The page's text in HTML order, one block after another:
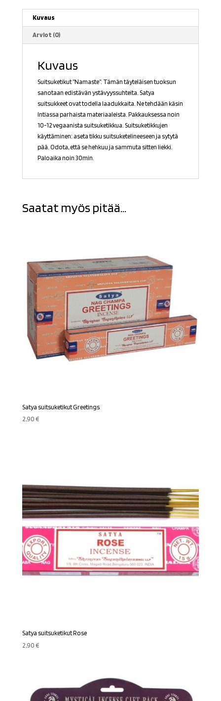
Kuvaus
Arviot (0)
Kuvaus
Suitsuketikut ”Namaste”. Tämän täyteläisen tuoksun
sanotaan edistävän ystävyyssuhteita. Satya
suitsukkeet ovat todella laadukkaita. Ne tehdään käsin
Intiassa parhaista materiaaleista. Pakkauksessa noin
10-12 vegaanista suitsuketikkua. Suitsuketikkujen
käyttäminen: aseta tikku suitsuketelineeseen ja sytytä
pää. Odota, että se hehkuu ja sammuta sitten liekki.
Paloaika noin 30min.
Saatat myös pitää...
Satya suitsuketikut Greetings
2,90€
Satya suitsuketikut Rose
2,90€